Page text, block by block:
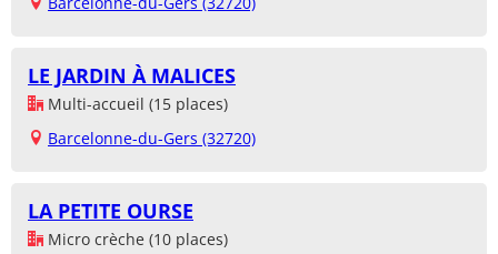
LE JARDIN À MALICES
Multi-accueil (15 places)
Barcelonne-du-Gers (32720)
LA PETITE OURSE
Micro crèche (10 places)